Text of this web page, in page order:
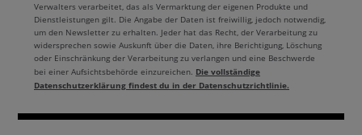
Verwalters verarbeitet, das als Vermarktung der eigenen Produkte und
Dienstleistungen gilt. Die Angabe der Daten ist freiwillig, jedoch notwendig,
um den Newsletter zu erhalten. Jeder hat das Recht, der Verarbeitung zu
widersprechen sowie Auskunft über die Daten, ihre Berichtigung, Löschung
oder Einschränkung der Verarbeitung zu verlangen und eine Beschwerde
bei einer Aufsichtsbehörde einzureichen. Die vollständige
Datenschutzerklärung findest du in der Datenschutzrichtlinie.